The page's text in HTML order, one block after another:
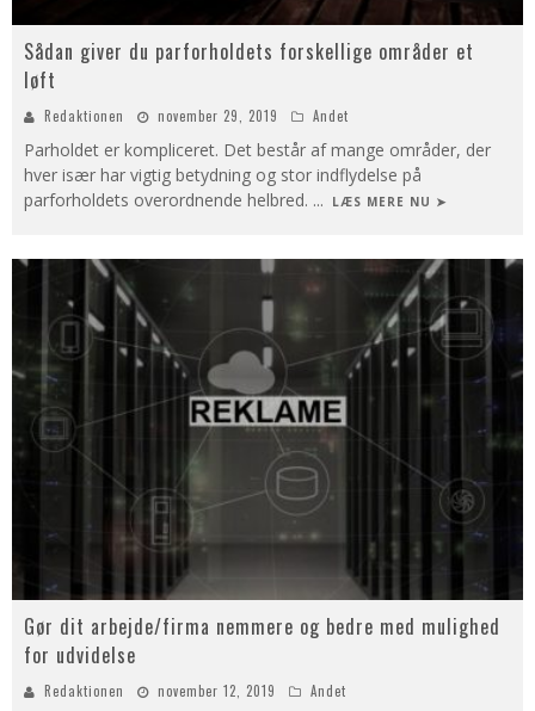
Sådan giver du parforholdets forskellige områder et
løft
Redaktionen november 29, 2019 Andet
Parholdet er kompliceret. Det består af mange områder, der
hver især har vigtig betydning og stor indflydelse på
parforholdets overordnende helbred. ... LÆS MERE NU ➤
Gør dit arbejde/firma nemmere og bedre med mulighed
for udvidelse
Redaktionen november 12, 2019 Andet